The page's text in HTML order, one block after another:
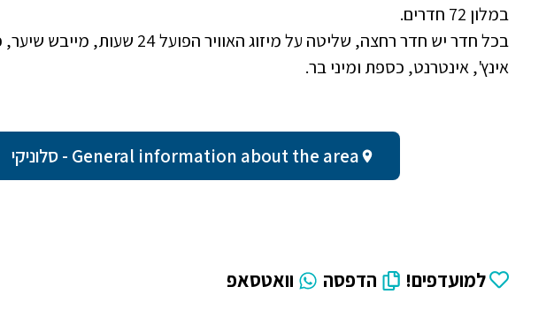
במלון 72 חדרים.
אינץ', אינטרנט, כספת ומיני בר.
General information about the area - סלוניקי
למועדפים! הדפסה וואטסאפ